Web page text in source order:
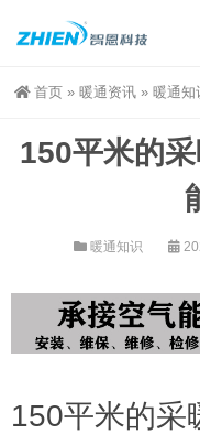
首页 » 暖通资讯 » 暖通知
150平米的
暖通知识
150平米的采